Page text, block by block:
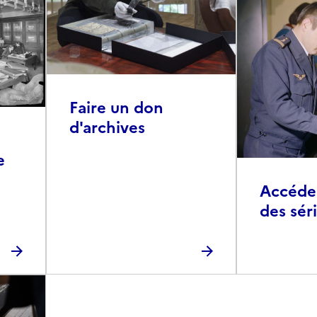
Faire un don
d'archives
des